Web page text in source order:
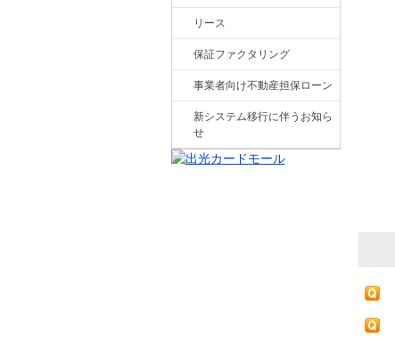
リース
保証ファクタリング
事業者向け不動産担保ローン
新システム移行に伴うお知ら
せ